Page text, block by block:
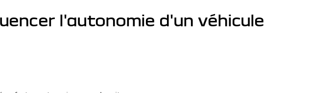
l'autonomie d'un véhicule